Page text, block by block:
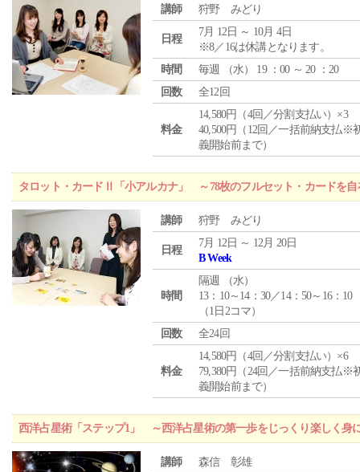
講師 狩野 みどり
日程
7月 12日 ～ 10月 4日
※8／16は休講となります。
時間
毎週 （水） 19 ：00 ～ 20 ：20
回数
全12回
料金
14,580円（4回／分割支払い）×3
40,500円（12回／一括前納支払※
義開始前まで）
タロット・カードⅡ「小アルカナ」 ～78枚のフルセット・カードを自
講師 狩野 みどり
日程
7月 12日 ～ 12月 20日
B Week
時間
隔週 （水）
13：10～14：30／14：50～16：10
（1日2コマ）
回数
全24回
料金
14,580円（4回／分割支払い）×6
79,380円（24回／一括前納支払※
義開始前まで）
西洋占星術「ステップ1」 ～西洋占星術の第一歩をじっくり楽しく身
講師 森信 彰雄